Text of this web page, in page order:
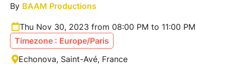
By BAAM Productions
Thu Nov 30, 2023 from 08:00 PM to 11:00 PM
Timezone : Europe/Paris
Echonova, Saint-Avé, France